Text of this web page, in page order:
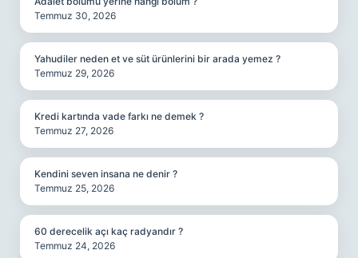
Temmuz 30, 2026
Yahudiler neden et ve süt ürünlerini bir arada yemez ?
Temmuz 29, 2026
Kredi kartında vade farkı ne demek ?
Temmuz 27, 2026
Kendini seven insana ne denir ?
Temmuz 25, 2026
60 derecelik açı kaç radyandır ?
Temmuz 24, 2026